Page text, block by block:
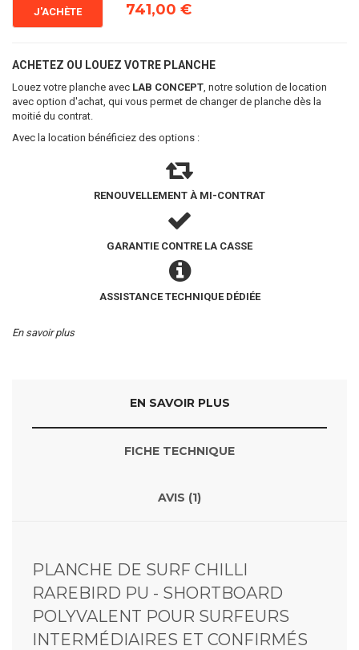
J'ACHÈTE 741,00 €
ACHETEZ OU LOUEZ VOTRE PLANCHE
Louez votre planche avec LAB CONCEPT , notre solution de location
avec option d'achat, qui vous permet de changer de planche dès la
moitié du contrat.
Avec la location bénéficiez des options :
RENOUVELLEMENT À MI-CONTRAT
GARANTIE CONTRE LA CASSE
ASSISTANCE TECHNIQUE DÉDIÉE
En savoir plus
EN SAVOIR PLUS
FICHE TECHNIQUE
AVIS (1)
PLANCHE DE SURF CHILLI
RAREBIRD PU - SHORTBOARD
POLYVALENT POUR SURFEURS
INTERMÉDIAIRES ET CONFIRMÉS